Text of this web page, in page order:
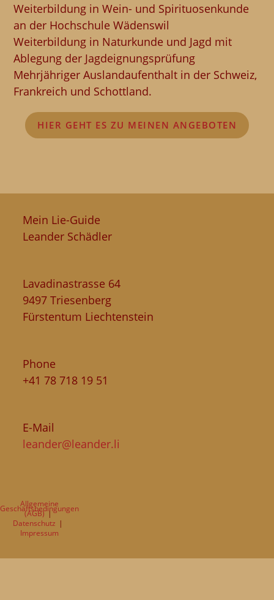
Weiterbildung in Wein- und Spirituosenkunde
an der Hochschule Wädenswil
Weiterbildung in Naturkunde und Jagd mit
Ablegung der Jagdeignungsprüfung
Mehrjähriger Auslandaufenthalt in der Schweiz,
Frankreich und Schottland.
HIER GEHT ES ZU MEINEN ANGEBOTEN
Mein Lie-Guide
Leander Schädler
Lavadinastrasse 64
9497 Triesenberg
Fürstentum Liechtenstein
Phone
+41 78 718 19 51
E-Mail
leander@leander.li
Allgemeine
Geschäftsbedingungen
(AGB)
Datenschutz
Impressum